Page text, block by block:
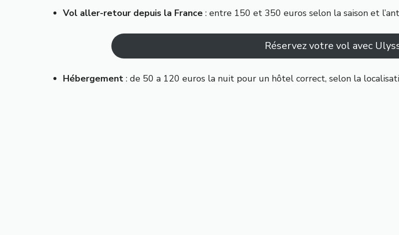
Vol aller-retour depuis la France : entre 150 et 350 euros selon la saison et
Réservez votre vol avec
Hébergement : de 50 a 120 euros la nuit pour un hôtel correct, selon la